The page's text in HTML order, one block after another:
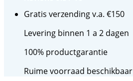
Gratis verzending v.a. €150
Levering binnen 1 a 2 dagen
100% productgarantie
Ruime voorraad beschikbaar